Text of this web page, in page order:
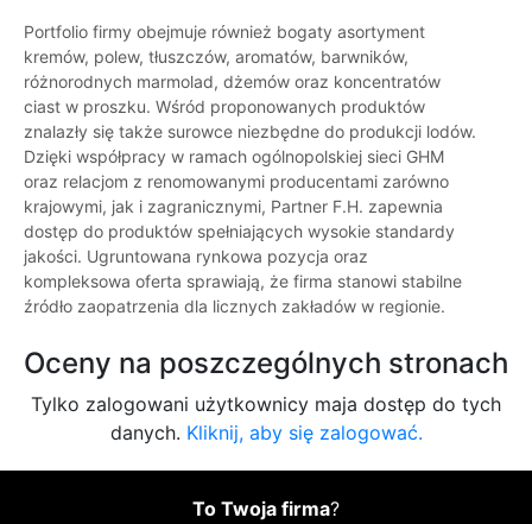
Portfolio firmy obejmuje również bogaty asortyment
kremów, polew, tłuszczów, aromatów, barwników,
różnorodnych marmolad, dżemów oraz koncentratów
ciast w proszku. Wśród proponowanych produktów
znalazły się także surowce niezbędne do produkcji lodów.
Dzięki współpracy w ramach ogólnopolskiej sieci GHM
oraz relacjom z renomowanymi producentami zarówno
krajowymi, jak i zagranicznymi, Partner F.H. zapewnia
dostęp do produktów spełniających wysokie standardy
jakości. Ugruntowana rynkowa pozycja oraz
kompleksowa oferta sprawiają, że firma stanowi stabilne
źródło zaopatrzenia dla licznych zakładów w regionie.
Oceny na poszczególnych stronach
Tylko zalogowani użytkownicy maja dostęp do tych
danych. Kliknij, aby się zalogować.
To Twoja firma?